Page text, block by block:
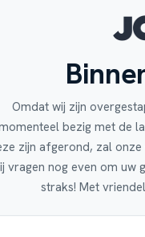
Omdat wij zijn
bezig met de
zijn afgerond, zal
vragen nog even om uw
straks! Met